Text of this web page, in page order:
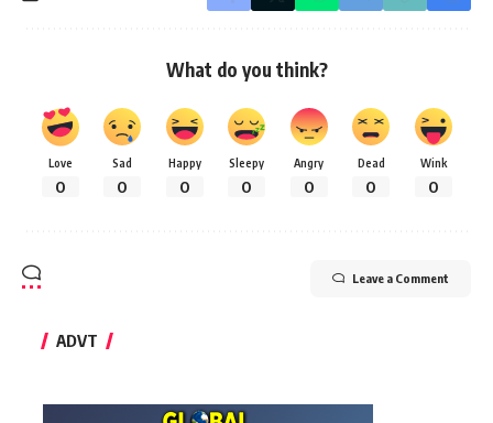
What do you think?
Love
0
Sad
0
Happy
0
Sleepy
0
Angry
0
Dead
0
Wink
0
Leave a Comment
ADVT